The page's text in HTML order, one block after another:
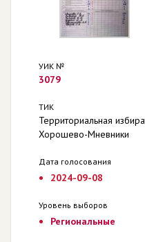
УИК №
3079
ТИК
Территориальная
Хорошево-Мневники
Дата голосования
2024-09-08
Уровень выборов
Региональные